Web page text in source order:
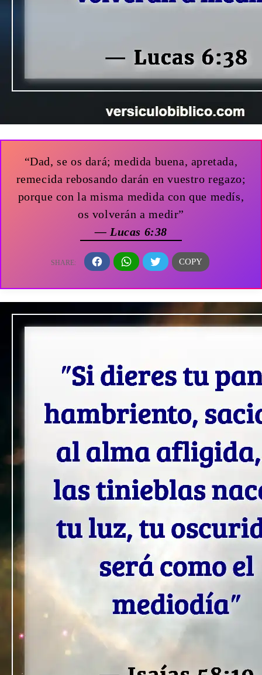
“Dad, se os dará; medida buena, apretada,
remecida rebosando darán en vuestro regazo;
porque con la misma medida con que medís,
os volverán a medir”
— Lucas 6:38